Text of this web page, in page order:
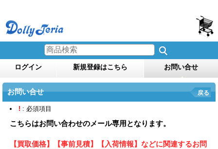
ログイン 新規登録はこちら お問い合せ
お問い合せ 戻る
! : 必須項目
こちらはお問い合わせのメール専用となります。
【買取価格】【事前見積】【入荷情報】などに関連するお問